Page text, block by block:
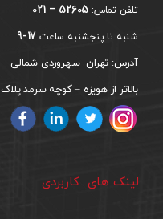
تلفن تماس: 52605 – 021
شنبه تا پنجشنبه ساعت 17-9
آدرس: تهران- سهروردی شمالی –
بالاتر از هویزه – کوچه سرمد پلاک
لینک های کاربردی